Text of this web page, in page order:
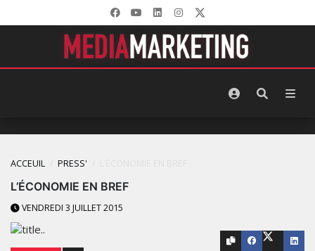
ACCEUIL PRESS'
L’ÉCONOMIE EN BREF
VENDREDI 3 JUILLET 2015